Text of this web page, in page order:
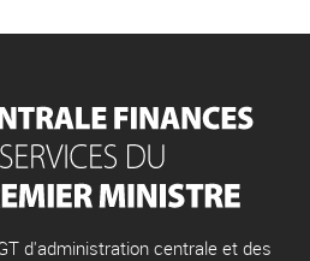
d'administration centrale et des